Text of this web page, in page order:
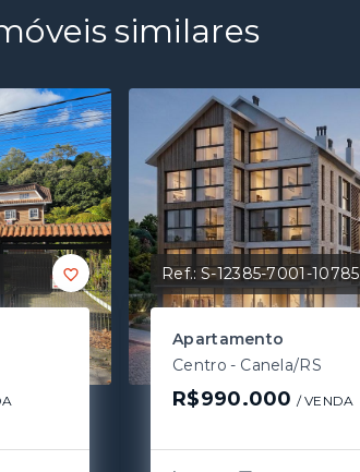
similares
Ref.:S-12385-7001-10785
Apartamento
Centro - Canela/RS
R$990.000 / VENDA